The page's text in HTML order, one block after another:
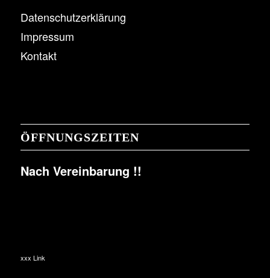
Datenschutzerklärung
Impressum
Kontakt
ÖFFNUNGSZEITEN
Nach Vereinbarung !!
xxx Link